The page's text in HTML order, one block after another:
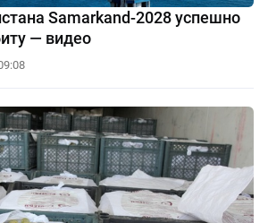
Samarkand-2028 успешно
— видео